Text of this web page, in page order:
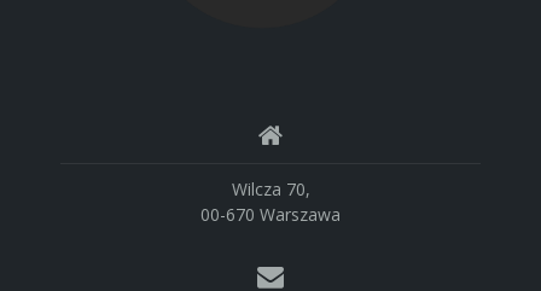
Wilcza 70,
00-670 Warszawa